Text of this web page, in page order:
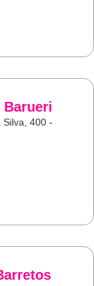
Barueri
Silva, 400 -